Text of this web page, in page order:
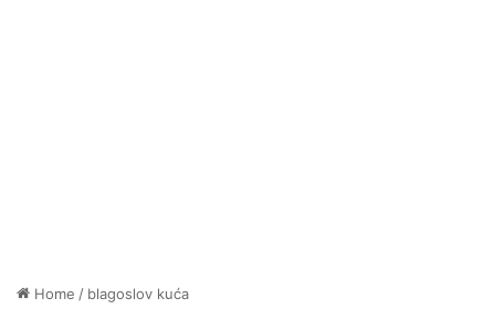
Home / blagoslov kuća